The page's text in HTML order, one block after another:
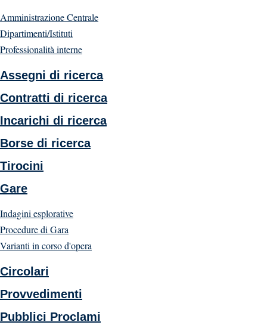
Amministrazione Centrale
Dipartimenti/Istituti
Professionalità interne
Assegni di ricerca
Contratti di ricerca
Incarichi di ricerca
Borse di ricerca
Tirocini
Gare
Indagini esplorative
Procedure di Gara
Varianti in corso d'opera
Circolari
Provvedimenti
Pubblici Proclami